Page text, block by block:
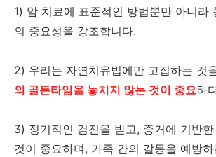
1) 암 치료에 표준적인 방법뿐만 아니라
의 중요성을 강조합니다.
2) 우리는 자연치유법에만 고집하는 것
의 골든타임을 놓치지 않는 것이 중요하
3) 정기적인 검진을 받고, 증거에 기반
것이 중요하며, 가족 간의 갈등을 예방